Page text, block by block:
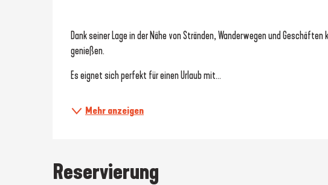
Dank seiner Lage in der Nähe von Stränden, Wanderwegen und
genießen.
Es eignet sich perfekt für einen Urlaub mit...
Mehr anzeigen
Reservierung